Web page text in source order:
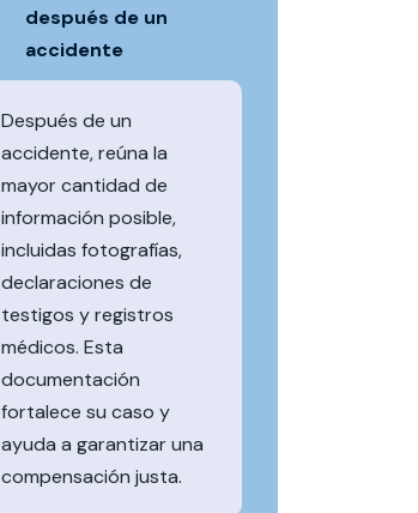
después de un
accidente
Después de un
accidente, reúna la
mayor cantidad de
información posible,
incluidas fotografías,
declaraciones de
testigos y registros
médicos. Esta
documentación
fortalece su caso y
ayuda a garantizar una
compensación justa.